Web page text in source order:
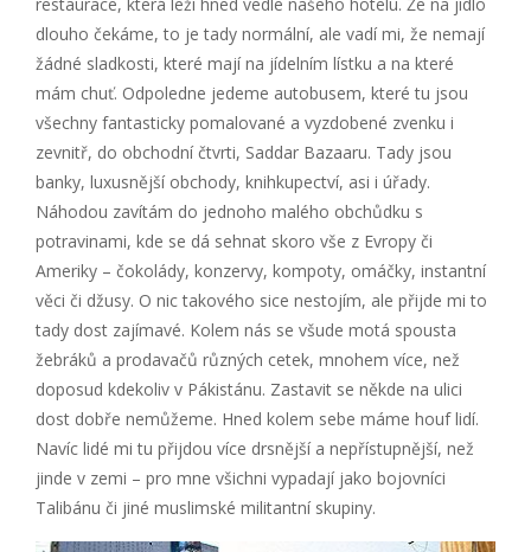
dlouho čekáme, to je tady normální, ale vadí mi, že nemají
žádné sladkosti, které mají na jídelním lístku a na které
mám chuť. Odpoledne jedeme autobusem, které tu jsou
všechny fantasticky pomalované a vyzdobené zvenku i
zevnitř, do obchodní čtvrti, Saddar Bazaaru. Tady jsou
banky, luxusnější obchody, knihkupectví, asi i úřady.
Náhodou zavítám do jednoho malého obchůdku s
potravinami, kde se dá sehnat skoro vše z Evropy či
Ameriky – čokolády, konzervy, kompoty, omáčky, instantní
věci či džusy. O nic takového sice nestojím, ale přijde mi to
tady dost zajímavé. Kolem nás se všude motá spousta
žebráků a prodavačů různých cetek, mnohem více, než
doposud kdekoliv v Pákistánu. Zastavit se někde na ulici
dost dobře nemůžeme. Hned kolem sebe máme houf lidí.
Navíc lidé mi tu přijdou více drsnější a nepřístupnější, než
jinde v zemi – pro mne všichni vypadají jako bojovníci
Talibánu či jiné muslimské militantní skupiny.